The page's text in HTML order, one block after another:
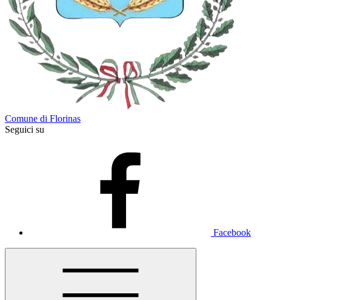
Comune di Florinas
Seguici su
Facebook